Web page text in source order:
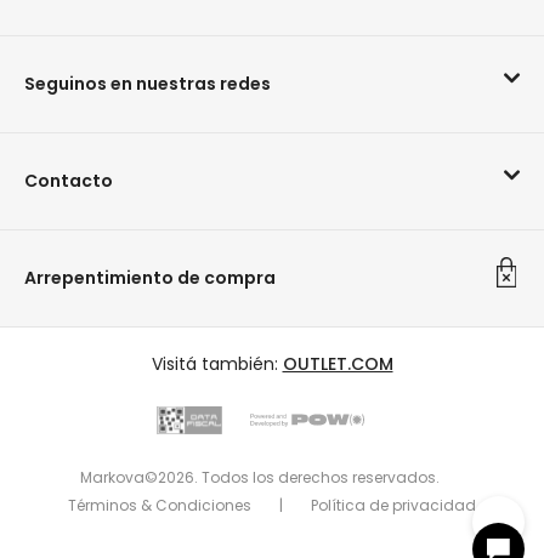
Seguinos en nuestras redes
Contacto
Arrepentimiento de compra
Visitá también: OUTLET.COM
Markova©2026. Todos los derechos reservados.
Términos & Condiciones
| Política de privacidad